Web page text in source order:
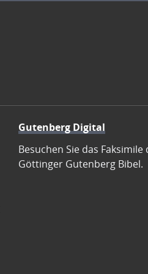
Gutenberg Digital
Besuchen Sie das Faksimile
Göttinger Gutenberg Bibel.